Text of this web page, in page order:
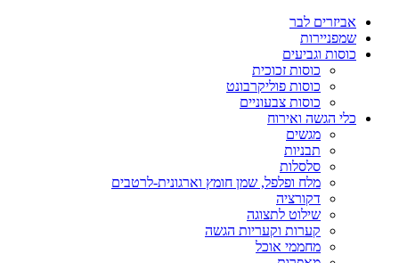
אביזרים לבר
שמפניירות
כוסות וגביעים
כוסות זכוכית
כוסות פוליקרבונט
כוסות צבעוניים
כלי הגשה ואירוח
מגשים
תבניות
סלסלות
מלח ופלפל, שמן חומץ וארגונית-לרטבים
דקורציה
שילוט לתצוגה
קערות וקעריות הגשה
מחממי אוכל